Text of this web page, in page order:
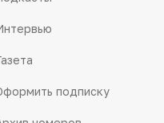
подписку